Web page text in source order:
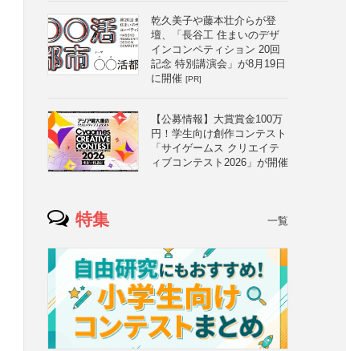
乾久美子や藤本壮介らが登
壇、「長谷工 住まいのデザ
インコンペティション 20回
記念 特別講演会」が8月19日
に開催 [PR]
【公募情報】大賞賞金100万
円！学生向け創作コンテスト
「サイゲームス クリエイテ
ィブコンテスト2026」が開催
特集 一覧